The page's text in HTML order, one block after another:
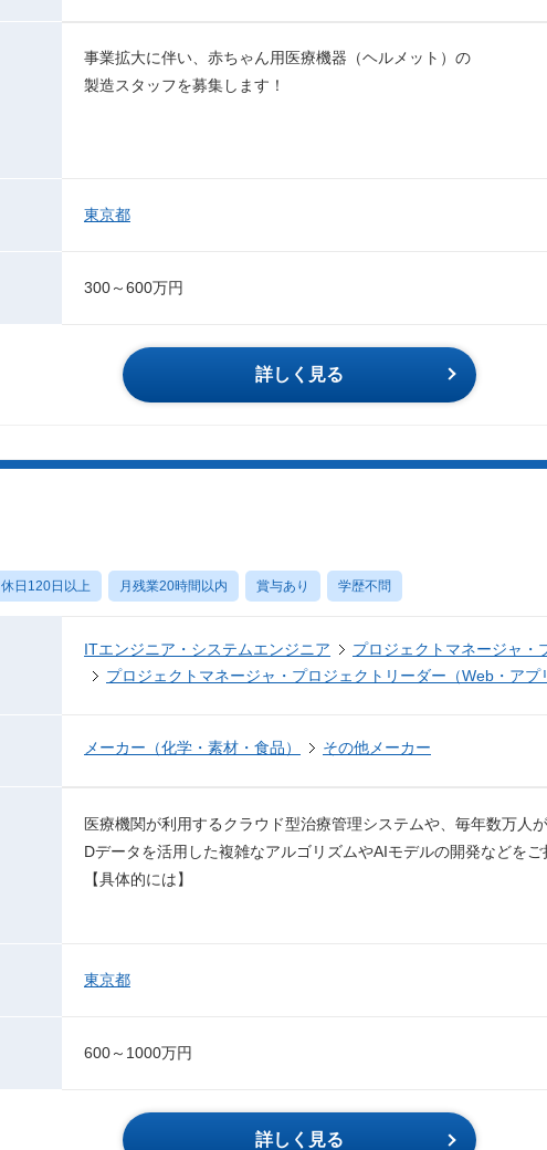
事業拡大に伴い、赤ちゃん用医療機器（ヘルメット）の
製造スタッフを募集します！
東京都
300～600万円
詳しく見る
休日120日以上 月残業20時間以内 賞与あり 学歴不問
ITエンジニア・システムエンジニア
プロジェクトマネージャ・
プロジェクトマネージャ・プロジェクトリーダー（Web・アプ
メーカー（化学・素材・食品） その他メーカー
医療機関が利用するクラウド型治療管理システムや、毎年数万人
Dデータを活用した複雑なアルゴリズムやAIモデルの開発などをご
【具体的には】
東京都
600～1000万円
詳しく見る